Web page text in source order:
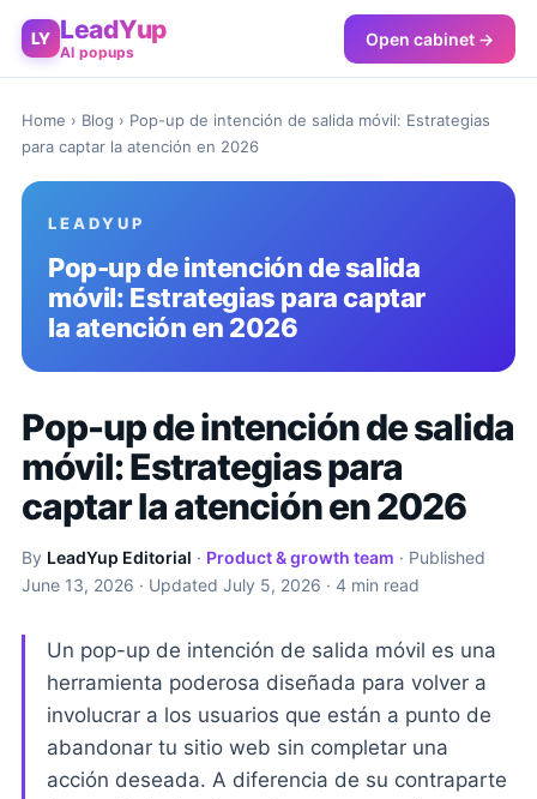
LY LeadYup
AI popups
Open cabinet →
Home › Blog › Pop-up de intención de salida móvil: Estrategias
para captar la atención en 2026
LEADYUP
Pop-up de intención de salida
móvil: Estrategias para captar
la atención en 2026
Pop-up de intención de salida
móvil: Estrategias para
captar la atención en 2026
By LeadYup Editorial · Product & growth team · Published
June 13, 2026 · Updated July 5, 2026 · 4 min read
Un pop-up de intención de salida móvil es una
herramienta poderosa diseñada para volver a
involucrar a los usuarios que están a punto de
abandonar tu sitio web sin completar una
acción deseada. A diferencia de su contraparte